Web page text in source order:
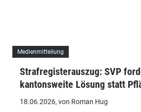
Medienmitteilung
Strafregisterauszug: SVP
kantonsweite Lösung statt
18.06.2026, von Roman Hug